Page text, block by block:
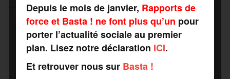
Depuis le mois de janvier, Rapports de
force et Basta ! ne font plus qu’un pour
porter l’actualité sociale au premier
plan. Lisez notre déclaration ICI.
Et retrouver nous sur Basta !